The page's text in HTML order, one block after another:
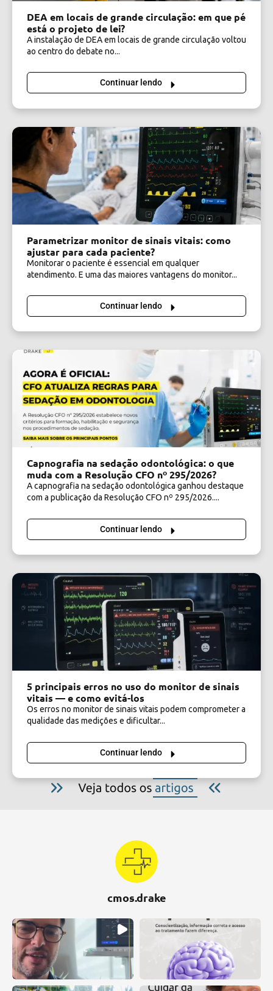
DEA em locais de grande circulação: em que pé
está o projeto de lei?
A instalação de DEA em locais de grande circulação voltou
ao centro do debate no...
Continuar lendo
Parametrizar monitor de sinais vitais: como
ajustar para cada paciente?
Monitorar o paciente é essencial em qualquer
atendimento. E uma das maiores vantagens do monitor...
Continuar lendo
Capnografia na sedação odontológica: o que
muda com a Resolução CFO nº 295/2026?
A capnografia na sedação odontológica ganhou destaque
com a publicação da Resolução CFO nº 295/2026....
Continuar lendo
5 principais erros no uso do monitor de sinais
vitais — e como evitá-los
Os erros no monitor de sinais vitais podem comprometer a
qualidade das medições e dificultar...
Continuar lendo
cmos.drake